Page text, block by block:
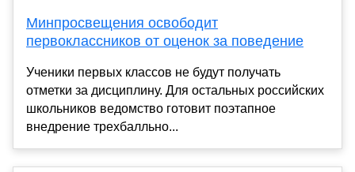
Минпросвещения освободит
первоклассников от оценок за поведение
Ученики первых классов не будут получать
отметки за дисциплину. Для остальных российских
школьников ведомство готовит поэтапное
внедрение трехбалльно...